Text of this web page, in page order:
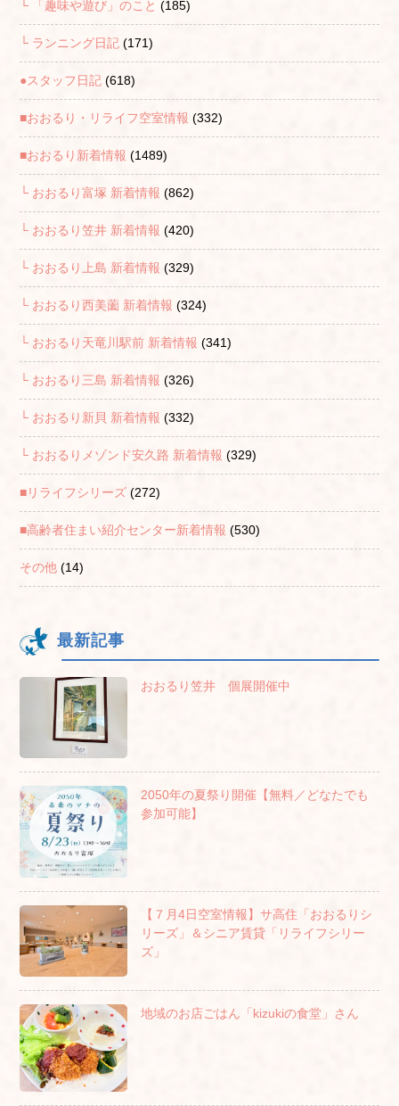
└ 「趣味や遊び」のこと (185)
└ ランニング日記 (171)
●スタッフ日記 (618)
■おおるり・リライフ空室情報 (332)
■おおるり新着情報 (1489)
└ おおるり富塚 新着情報 (862)
└ おおるり笠井 新着情報 (420)
└ おおるり上島 新着情報 (329)
└ おおるり西美薗 新着情報 (324)
└ おおるり天竜川駅前 新着情報 (341)
└ おおるり三島 新着情報 (326)
└ おおるり新貝 新着情報 (332)
└ おおるりメゾンド安久路 新着情報 (329)
■リライフシリーズ (272)
■高齢者住まい紹介センター新着情報 (530)
その他 (14)
最新記事
おおるり笠井 個展開催中
2050年の夏祭り開催【無料／どなたでも
参加可能】
【７月4日空室情報】サ高住「おおるりシ
リーズ」＆シニア賃貸「リライフシリー
ズ」
地域のお店ごはん「kizukiの食堂」さん